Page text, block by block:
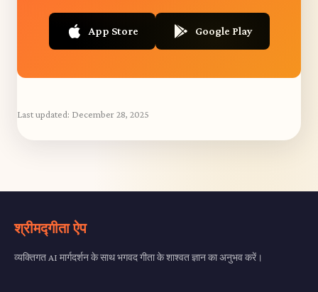
App Store Google Play
Last updated: December 28, 2025
श्रीमद्गीता ऐप
व्यक्तिगत AI मार्गदर्शन के साथ भगवद गीता के शाश्वत ज्ञान का अनुभव करें।